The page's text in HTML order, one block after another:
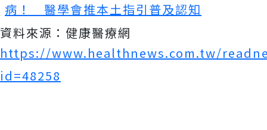
病！ 醫學會推本土指引普及認知
資料來源：健康醫療網
https://www.healthnews.com.tw/
id=48258